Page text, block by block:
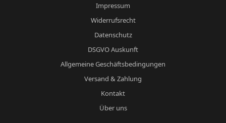
Impressum
Widerrufsrecht
Datenschutz
DSGVO Auskunft
Allgemeine Geschäftsbedingungen
Versand & Zahlung
Kontakt
Über uns